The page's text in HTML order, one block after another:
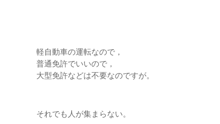
軽自動車の運転なので，
普通免許でいいので，
大型免許などは不要なのですが。
それでも人が集まらない。